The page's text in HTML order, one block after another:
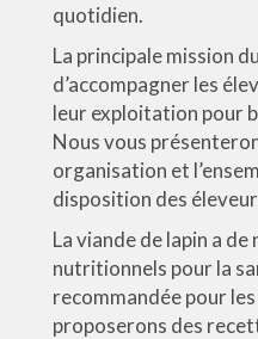
quotidien.
La principale mission
d’accompagner les
leur exploitation pour
Nous vous
organisation et
disposition des
La viande de lapin a
nutritionnels pour la
recommandée pour
proposerons des